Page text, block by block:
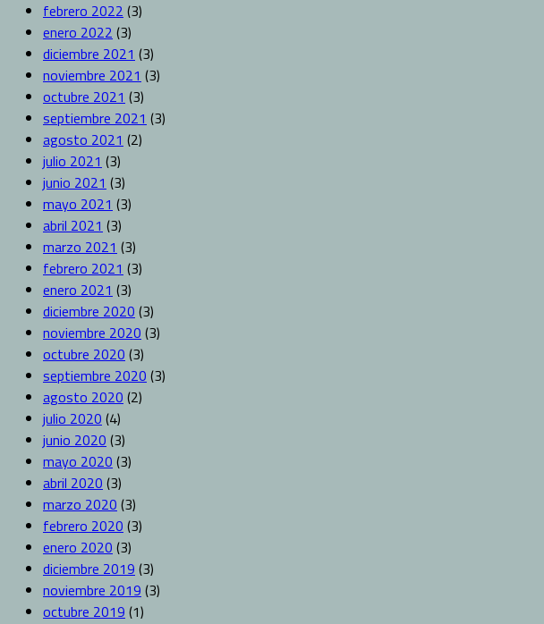
febrero 2022 (3)
enero 2022 (3)
diciembre 2021 (3)
noviembre 2021 (3)
octubre 2021 (3)
septiembre 2021 (3)
agosto 2021 (2)
julio 2021 (3)
junio 2021 (3)
mayo 2021 (3)
abril 2021 (3)
marzo 2021 (3)
febrero 2021 (3)
enero 2021 (3)
diciembre 2020 (3)
noviembre 2020 (3)
octubre 2020 (3)
septiembre 2020 (3)
agosto 2020 (2)
julio 2020 (4)
junio 2020 (3)
mayo 2020 (3)
abril 2020 (3)
marzo 2020 (3)
febrero 2020 (3)
enero 2020 (3)
diciembre 2019 (3)
noviembre 2019 (3)
octubre 2019 (1)